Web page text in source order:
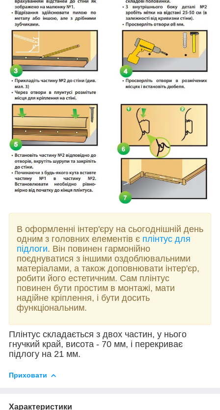
В оформленні інтер'єру на сьогоднішній день
одним з головних елементів є плінтус для
підлоги. Він повинен гармонійно
поєднуватися з іншими оздоблювальними
матеріалами, а також доповнювати інтер'єр,
робити його естетичним. Сам плінтус
повинен бути простим в монтажі, мати
надійне кріплення, і бути досить
функціональним.
Плінтус складається з двох частин, у нього
гнучкий край, висота - 70 мм, і перекриває
підлогу на 21 мм.
Приховати
Характеристики